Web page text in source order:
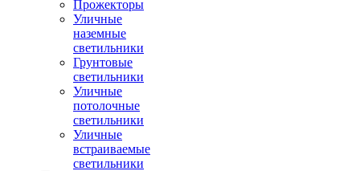
Прожекторы
Уличные
наземные
светильники
Грунтовые
светильники
Уличные
потолочные
светильники
Уличные
встраиваемые
светильники